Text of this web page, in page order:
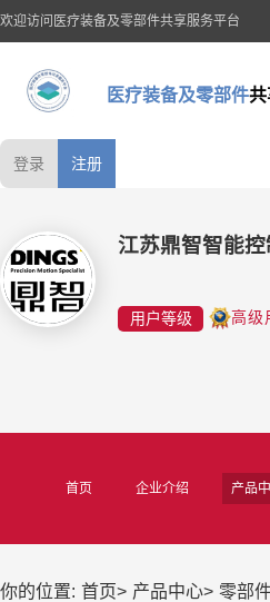
欢迎访问医疗装备及零部件共享服务平台
医疗装备及零部件共
登录 注册
江苏鼎智智能
用户等级 高级
首页 企业介绍 产品
你的位置: 首页> 产品中心> 零部